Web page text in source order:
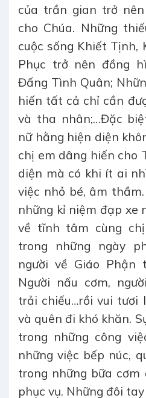
của trần gian trở
cho Chúa. Những
cuộc sống Khiết Tịnh,
Phục trở nên đồng
Đấng Tình Quân;
hiến tất cả chỉ cần
và tha nhân;…Đặc
nữ hằng hiện diện
chị em dâng hiến cho
diện mà có khi ít ai
việc nhỏ bé, âm
những kỉ niệm đạp xe
về tĩnh tâm cùng
trong những ngày
người về Giáo Phận
Người nấu cơm,
trải chiếu…rồi vui tươi
và quên đi khó khăn.
trong những công
những việc bếp núc,
trong những bữa
phục vụ. Những đôi